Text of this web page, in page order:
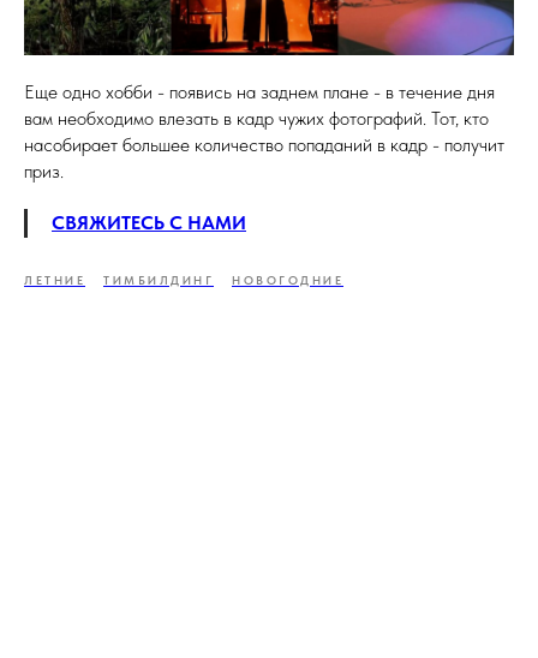
Еще одно хобби - появись на заднем плане - в течение дня
вам необходимо влезать в кадр чужих фотографий. Тот, кто
насобирает большее количество попаданий в кадр - получит
приз.
СВЯЖИТЕСЬ С НАМИ
ЛЕТНИЕ ТИМБИЛДИНГ НОВОГОДНИЕ